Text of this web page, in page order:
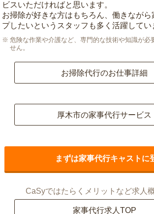
ビスいただければと思います。
お掃除が好きな方はもちろん、働きながら
プしたいというスタッフも多く活躍してい
危険な作業や介護など、専門的な技術や知識が必
せん。
お掃除代行のお仕事詳細
厚木市の家事代行サービス
まずは家事代行キャストに
CaSyではたらくメリットなど求人
家事代行求人TOP